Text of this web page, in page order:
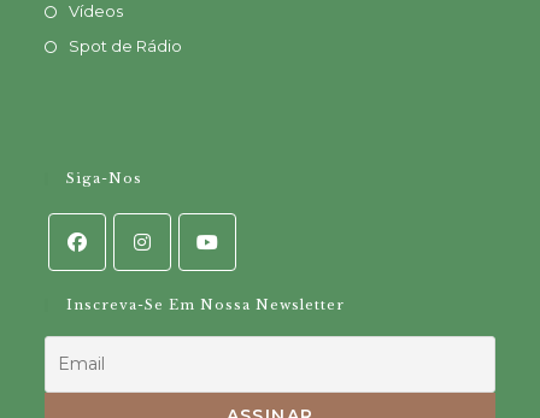
Vídeos
Spot de Rádio
Siga-Nos
Inscreva-Se Em Nossa Newsletter